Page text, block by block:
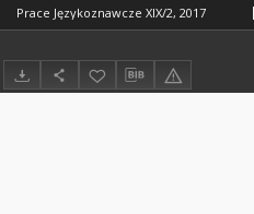
Prace Językoznawcze XIX/2, 2017